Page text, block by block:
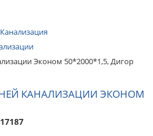
Канализация
Эконом 50*2000*1,5, Дигор
КАНАЛИЗАЦИИ ЭКОНОМ
17187